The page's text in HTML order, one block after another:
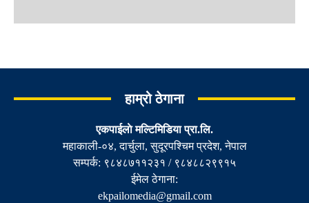
हाम्रो ठेगाना
एकपाईलाे मल्टिमिडिया प्रा.लि.
महाकाली-०४, दार्चुला, सुदूरपश्चिम प्रदेश, नेपाल
सम्पर्क: ९८४८७११२३१ / ९८४८८२९९१५
ईमेल ठेगाना:
ekpailomedia@gmail.com